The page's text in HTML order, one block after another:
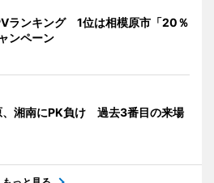
ランキング 1位は相模原市「20％
ンペーン
、湘南にPK負け 過去3番目の来場